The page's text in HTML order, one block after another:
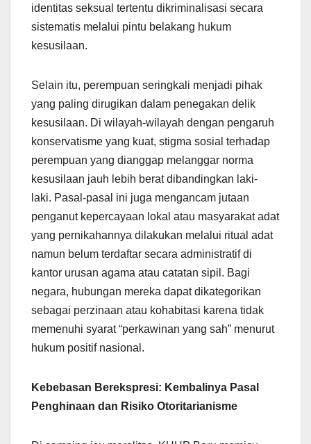
identitas seksual tertentu dikriminalisasi secara
sistematis melalui pintu belakang hukum
kesusilaan.
Selain itu, perempuan seringkali menjadi pihak
yang paling dirugikan dalam penegakan delik
kesusilaan. Di wilayah-wilayah dengan pengaruh
konservatisme yang kuat, stigma sosial terhadap
perempuan yang dianggap melanggar norma
kesusilaan jauh lebih berat dibandingkan laki-
laki. Pasal-pasal ini juga mengancam jutaan
penganut kepercayaan lokal atau masyarakat adat
yang pernikahannya dilakukan melalui ritual adat
namun belum terdaftar secara administratif di
kantor urusan agama atau catatan sipil. Bagi
negara, hubungan mereka dapat dikategorikan
sebagai perzinaan atau kohabitasi karena tidak
memenuhi syarat “perkawinan yang sah” menurut
hukum positif nasional.
Kebebasan Berekspresi: Kembalinya Pasal
Penghinaan dan Risiko Otoritarianisme